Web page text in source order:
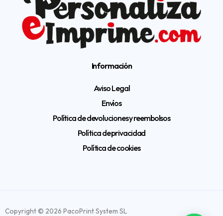
Información
Aviso Legal
Envíos
Política de devoluciones y reembolsos
Política de privacidad
Política de cookies
Copyright © 2026 PacoPrint System SL